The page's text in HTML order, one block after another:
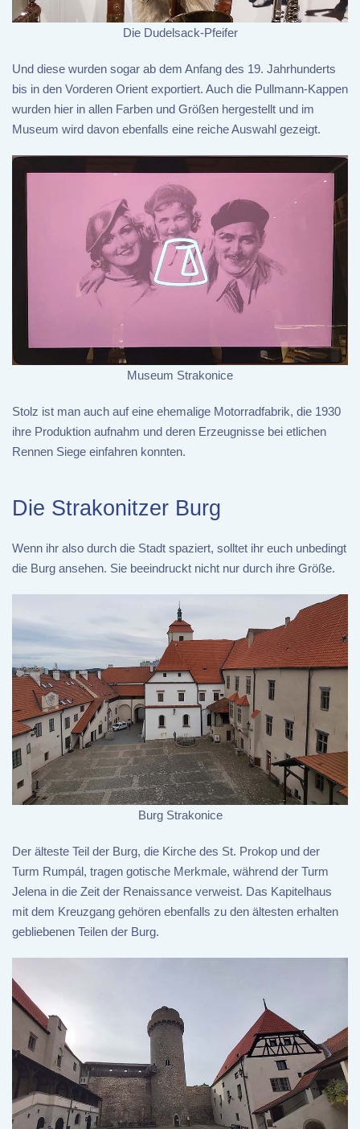
Die Dudelsack-Pfeifer
Und diese wurden sogar ab dem Anfang des 19. Jahrhunderts
bis in den Vorderen Orient exportiert. Auch die Pullmann-Kappen
wurden hier in allen Farben und Größen hergestellt und im
Museum wird davon ebenfalls eine reiche Auswahl gezeigt.
Museum Strakonice
Stolz ist man auch auf eine ehemalige Motorradfabrik, die 1930
ihre Produktion aufnahm und deren Erzeugnisse bei etlichen
Rennen Siege einfahren konnten.
Die Strakonitzer Burg
Wenn ihr also durch die Stadt spaziert, solltet ihr euch unbedingt
die Burg ansehen. Sie beeindruckt nicht nur durch ihre Größe.
Burg Strakonice
Der älteste Teil der Burg, die Kirche des St. Prokop und der
Turm Rumpál, tragen gotische Merkmale, während der Turm
Jelena in die Zeit der Renaissance verweist. Das Kapitelhaus
mit dem Kreuzgang gehören ebenfalls zu den ältesten erhalten
gebliebenen Teilen der Burg.